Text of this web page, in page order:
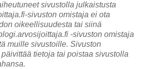
sivustolla julkaistusta
sivuston omistaja ei ota
oikeellisuudesta tai siinä
-sivuston omistaja
muille sivustoille. Sivuston
tietoja tai poistaa sivustolla